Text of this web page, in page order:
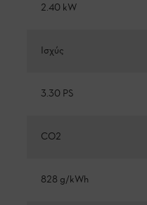
2.40 kW
Ισχύς
3.30 PS
CO2
828 g/kWh